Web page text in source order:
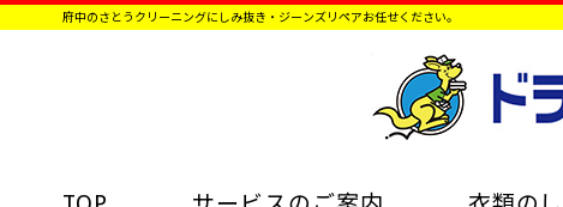
府中のさとうクリーニングにしみ抜き・ジーンズリペアお任せください。